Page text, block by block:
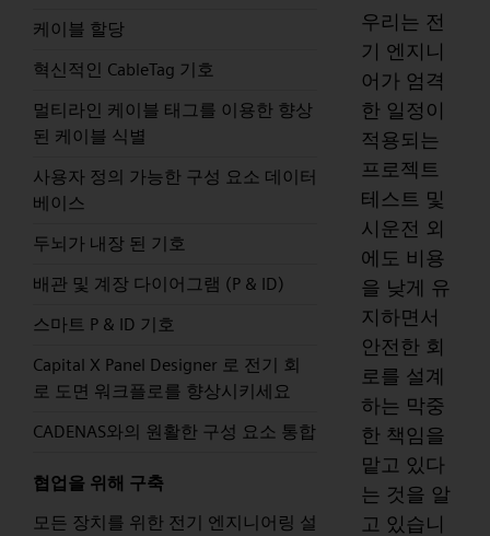
케이블 할당
혁신적인 CableTag 기호
멀티라인 케이블 태그를 이용한 향상
된 케이블 식별
사용자 정의 가능한 구성 요소 데이터
베이스
두뇌가 내장 된 기호
배관 및 계장 다이어그램 (P & ID)
스마트 P & ID 기호
Capital X Panel Designer 로 전기 회
로 도면 워크플로를 향상시키세요
CADENAS와의 원활한 구성 요소 통합
협업을 위해 구축
모든 장치를 위한 전기 엔지니어링 설
우리는 전
기 엔지니
어가 엄격
한 일정이
적용되는
프로젝트
테스트 및
시운전 외
에도 비용
을 낮게 유
지하면서
안전한 회
로를 설계
하는 막중
한 책임을
맡고 있다
는 것을 알
고 있습니